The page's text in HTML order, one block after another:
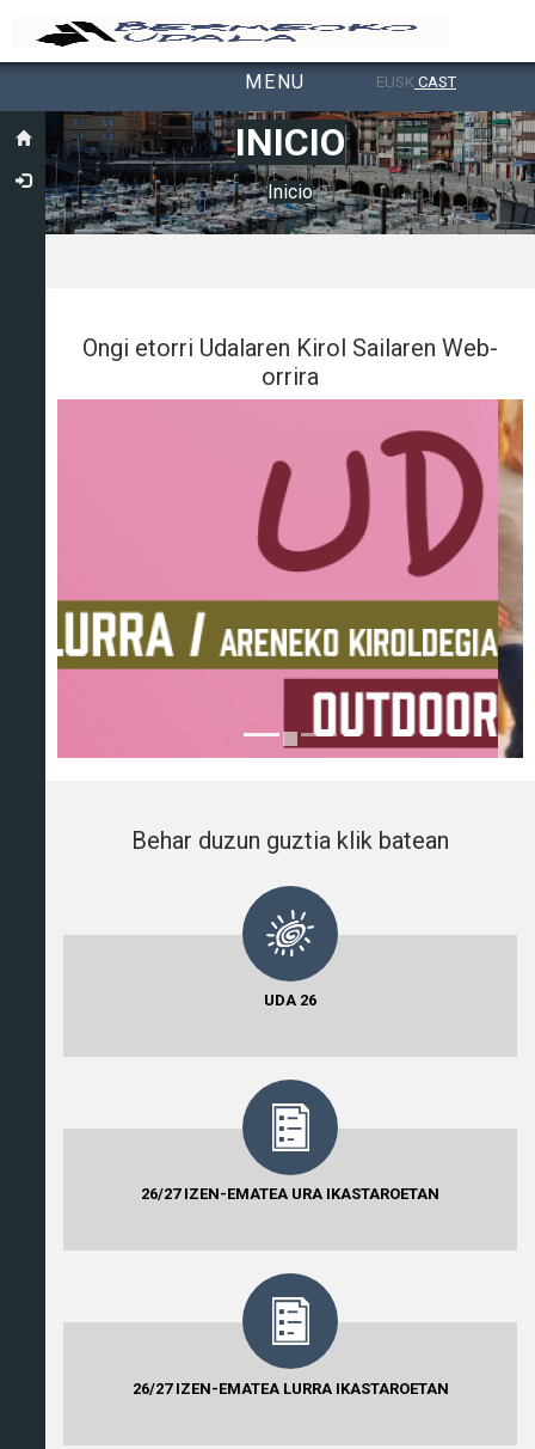
MENU EUSK CAST
INICIO
Inicio
Ongi etorri Udalaren Kirol Sailaren Web-
orrira
Behar duzun guztia klik batean
UDA 26
26/27 IZEN-EMATEA URA IKASTAROETAN
26/27 IZEN-EMATEA LURRA IKASTAROETAN